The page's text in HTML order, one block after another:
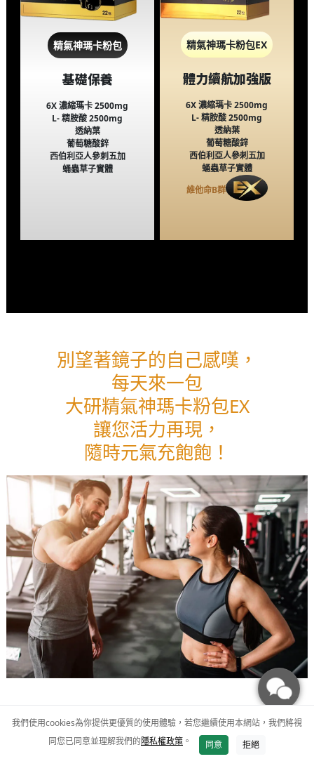
加入購物車 附近哪裡買
精氣神瑪卡粉包
基礎保養
6X濃縮瑪卡2500mg
L-精胺酸2500mg
透納葉
葡萄糖酸鋅
西伯利亞人參刺五加
蛹蟲草子實體
精氣神瑪卡粉包EX
體力續航加強版
6X濃縮瑪卡2500mg
L-精胺酸2500mg
透納葉
葡萄糖酸鋅
西伯利亞人參刺五加
蛹蟲草子實體
維他命B群
別望著鏡子的自己感嘆，
每天來一包
大研精氣神瑪卡粉包EX
讓您活力再現，
隨時元氣充飽飽！
「大研 精氣神瑪卡粉包EX」和市面上的馬卡產
品有什麼不同呢？
我們使用cookies為你提供更優質的使用體驗，若您繼續使用本網站，我們將視
同您已同意並理解我們的隱私權政策 。 同意 拒絕